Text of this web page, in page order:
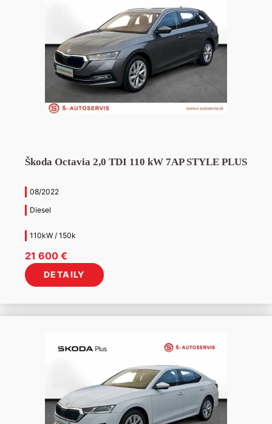
Škoda Octavia 2,0 TDI 110 kW 7AP STYLE PLUS
08/2022
Diesel
110kW / 150k
21 600 €
DETAILY